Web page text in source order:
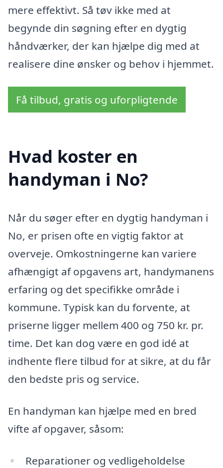
mere effektivt. Så tøv ikke med at
begynde din søgning efter en dygtig
håndværker, der kan hjælpe dig med at
realisere dine ønsker og behov i hjemmet.
Få tilbud, gratis og uforpligtende
Hvad koster en
handyman i No?
Når du søger efter en dygtig handyman i
No, er prisen ofte en vigtig faktor at
overveje. Omkostningerne kan variere
afhængigt af opgavens art, handymanens
erfaring og det specifikke område i
kommune. Typisk kan du forvente, at
priserne ligger mellem 400 og 750 kr. pr.
time. Det kan dog være en god idé at
indhente flere tilbud for at sikre, at du får
den bedste pris og service.
En handyman kan hjælpe med en bred
vifte af opgaver, såsom:
Reparationer og vedligeholdelse